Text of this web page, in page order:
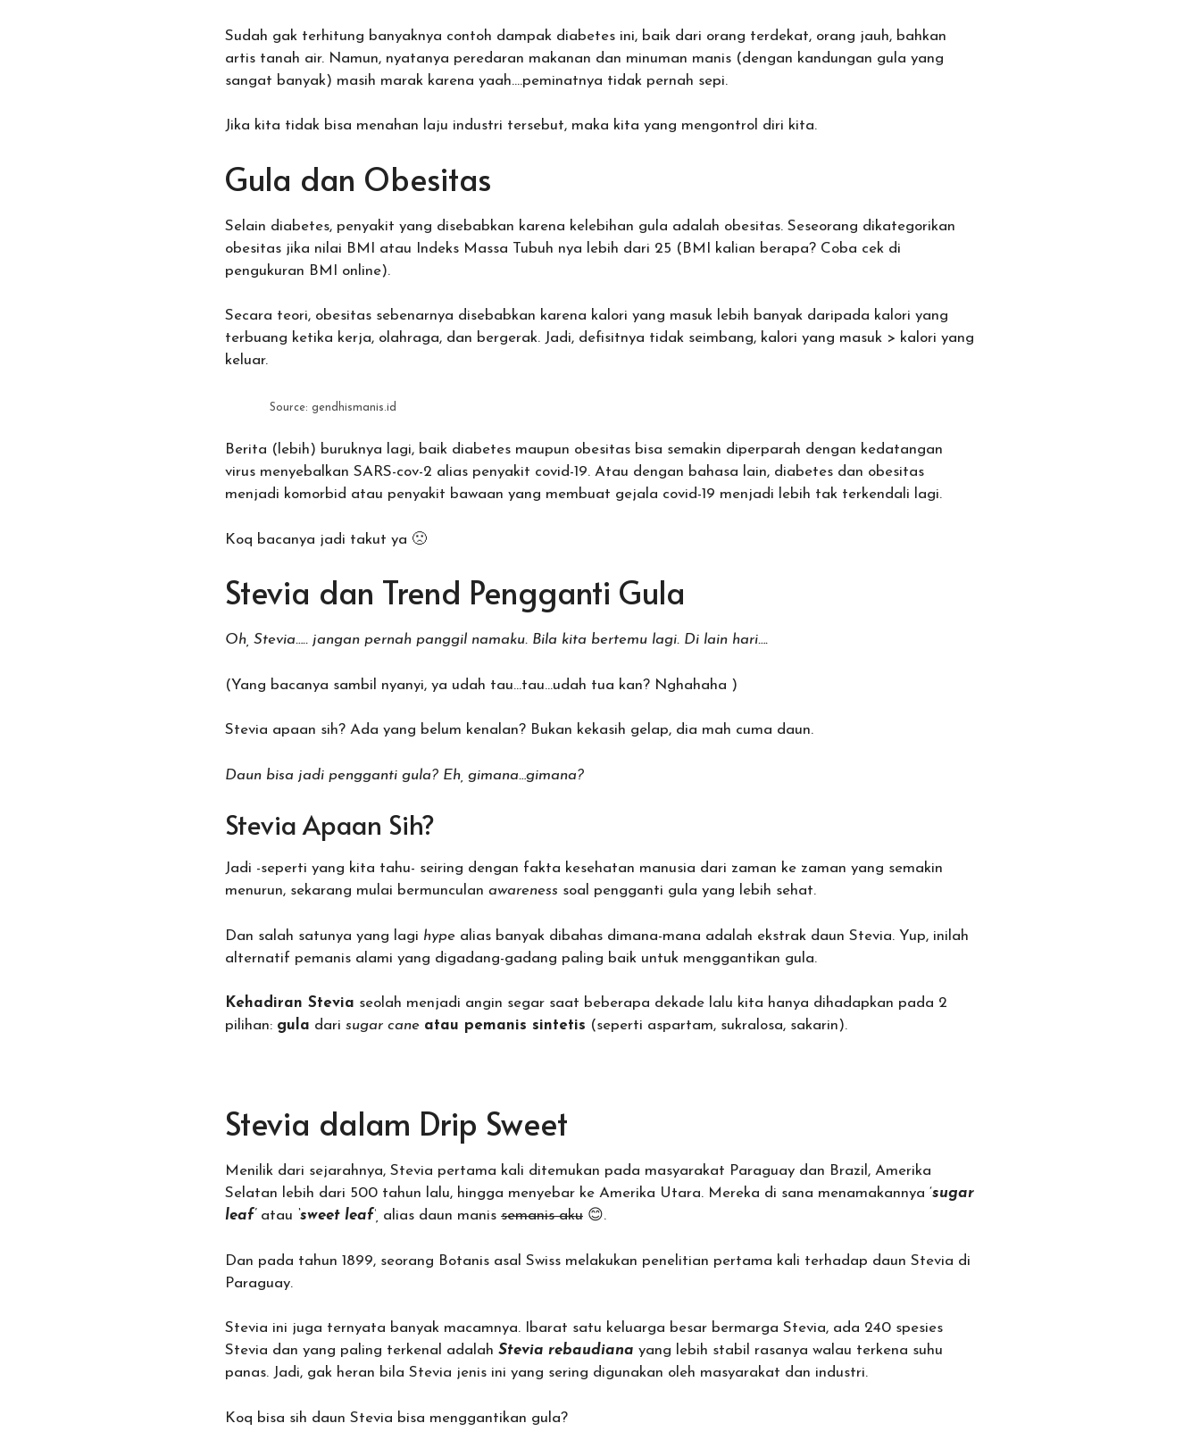
Sudah gak terhitung banyaknya contoh dampak diabetes ini, baik dari orang terdekat, orang jauh, bahkan
artis tanah air. Namun, nyatanya peredaran makanan dan minuman manis (dengan kandungan gula yang
sangat banyak) masih marak karena yaah….peminatnya tidak pernah sepi.
Jika kita tidak bisa menahan laju industri tersebut, maka kita yang mengontrol diri kita.
Gula dan Obesitas
Selain diabetes, penyakit yang disebabkan karena kelebihan gula adalah obesitas. Seseorang dikategorikan
obesitas jika nilai BMI atau Indeks Massa Tubuh nya lebih dari 25 (BMI kalian berapa? Coba cek di
pengukuran BMI online).
Secara teori, obesitas sebenarnya disebabkan karena kalori yang masuk lebih banyak daripada kalori yang
terbuang ketika kerja, olahraga, dan bergerak. Jadi, defisitnya tidak seimbang, kalori yang masuk > kalori yang
keluar.
Source: gendhismanis.id
Berita (lebih) buruknya lagi, baik diabetes maupun obesitas bisa semakin diperparah dengan kedatangan
virus menyebalkan SARS-cov-2 alias penyakit covid-19. Atau dengan bahasa lain, diabetes dan obesitas
menjadi komorbid atau penyakit bawaan yang membuat gejala covid-19 menjadi lebih tak terkendali lagi.
Koq bacanya jadi takut ya 🙁
Stevia dan Trend Pengganti Gula
Oh, Stevia….. jangan pernah panggil namaku. Bila kita bertemu lagi. Di lain hari….
(Yang bacanya sambil nyanyi, ya udah tau…tau…udah tua kan? Nghahaha )
Stevia apaan sih? Ada yang belum kenalan? Bukan kekasih gelap, dia mah cuma daun.
Daun bisa jadi pengganti gula? Eh, gimana…gimana?
Stevia Apaan Sih?
Jadi -seperti yang kita tahu- seiring dengan fakta kesehatan manusia dari zaman ke zaman yang semakin
menurun, sekarang mulai bermunculan awareness soal pengganti gula yang lebih sehat.
Dan salah satunya yang lagi hype alias banyak dibahas dimana-mana adalah ekstrak daun Stevia. Yup, inilah
alternatif pemanis alami yang digadang-gadang paling baik untuk menggantikan gula.
Kehadiran Stevia seolah menjadi angin segar saat beberapa dekade lalu kita hanya dihadapkan pada 2
pilihan: gula dari sugar cane atau pemanis sintetis (seperti aspartam, sukralosa, sakarin).
Stevia dalam Drip Sweet
Menilik dari sejarahnya, Stevia pertama kali ditemukan pada masyarakat Paraguay dan Brazil, Amerika
Selatan lebih dari 500 tahun lalu, hingga menyebar ke Amerika Utara. Mereka di sana menamakannya ‘sugar
leaf’ atau ‘sweet leaf‘, alias daun manis semanis aku 😊.
Dan pada tahun 1899, seorang Botanis asal Swiss melakukan penelitian pertama kali terhadap daun Stevia di
Paraguay.
Stevia ini juga ternyata banyak macamnya. Ibarat satu keluarga besar bermarga Stevia, ada 240 spesies
Stevia dan yang paling terkenal adalah Stevia rebaudiana yang lebih stabil rasanya walau terkena suhu
panas. Jadi, gak heran bila Stevia jenis ini yang sering digunakan oleh masyarakat dan industri.
Koq bisa sih daun Stevia bisa menggantikan gula?